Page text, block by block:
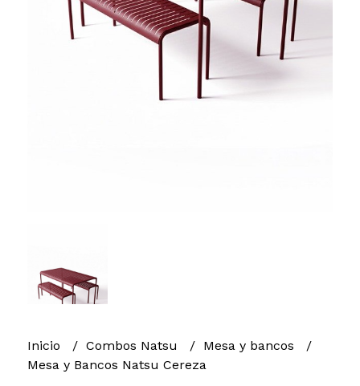
Inicio Combos Natsu
Mesa y bancos
Mesa y Bancos Natsu Cereza